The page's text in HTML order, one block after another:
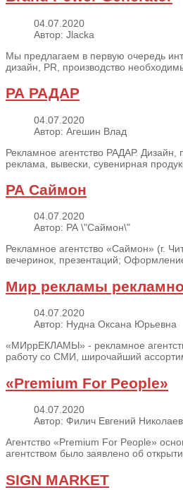
04.07.2020
Автор: Jlacka
Мы предлагаем в первую очередь
дизайн, PR, производство
РА РАДАР
04.07.2020
Автор: Агешин Влад
Рекламное агентство РАДАР.
реклама, вывески, сувенирная
РА Саймон
04.07.2020
Автор: РА \"Саймон\"
Рекламное агентство «Саймон» (г.
вечеринок, презентаций;
Мир рекламы
04.07.2020
Автор: Нудна Оксана Юрьевна
«МИррЕКЛАМЫ» - рекламное
работу со СМИ, широчайший
«Premium For People»
04.07.2020
Автор: Филич Евгений
Агентство «Premium For People»
агентством было заявлено об
SIGN MARKET